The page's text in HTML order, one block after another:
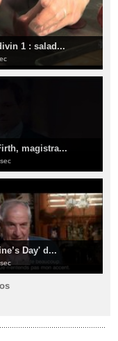
1 : salad...
magistra...
Day' d...